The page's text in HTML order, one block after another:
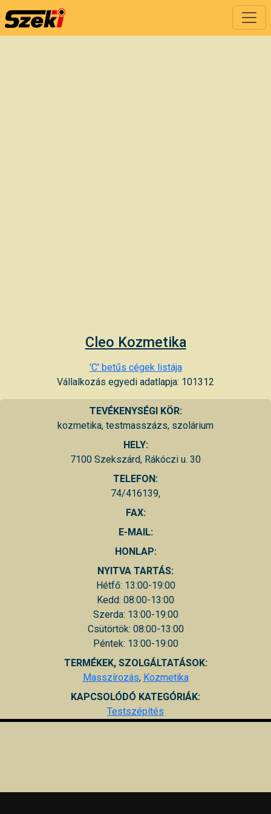
Cleo Kozmetika
'C' betűs cégek listája
Vállalkozás egyedi adatlapja: 101312
TEVÉKENYSÉGI KÖR:
kozmetika, testmasszázs, szolárium
HELY:
7100 Szekszárd, Rákóczi u. 30
TELEFON:
74/416139,
FAX:
E-MAIL:
HONLAP:
NYITVA TARTÁS:
Hétfő: 13:00-19:00
Kedd: 08:00-13:00
Szerda: 13:00-19:00
Csütörtök: 08:00-13:00
Péntek: 13:00-19:00
TERMÉKEK, SZOLGÁLTATÁSOK:
Masszírozás, Kozmetika
KAPCSOLÓDÓ KATEGÓRIÁK:
Testszépítés